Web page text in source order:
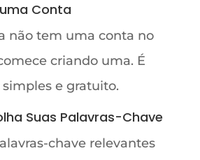
Conta
não tem uma conta no
criando uma. É
e gratuito.
Suas Palavras-Chave
chave relevantes